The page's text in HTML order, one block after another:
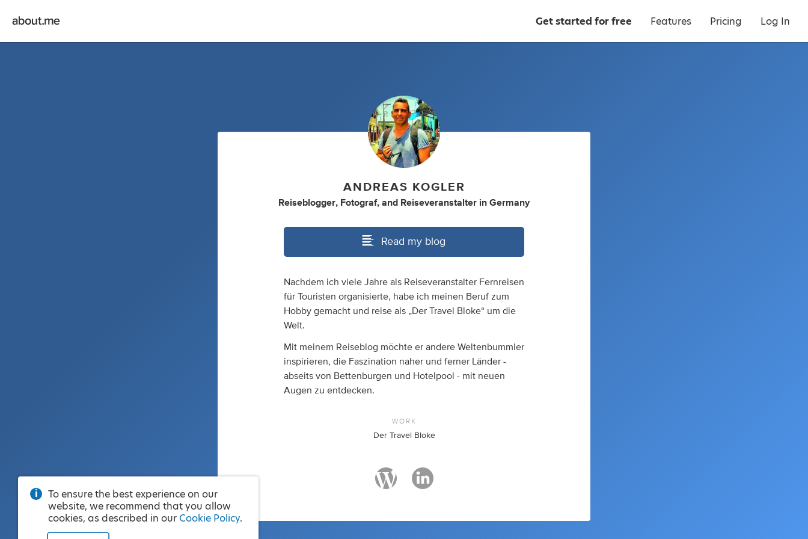
Get started for free Features Pricing Log In
ANDREAS KOGLER
Reiseblogger, Fotograf, and Reiseveranstalter in Germany
Read my blog
Nachdem ich viele Jahre als Reiseveranstalter Fernreisen
für Touristen organisierte, habe ich meinen Beruf zum
Hobby gemacht und reise als „Der Travel Bloke“ um die
Welt.
Mit meinem Reiseblog möchte er andere Weltenbummler
inspirieren, die Faszination naher und ferner Länder -
abseits von Bettenburgen und Hotelpool - mit neuen
Augen zu entdecken.
WORK
Der Travel Bloke
To ensure the best experience on our
website, we recommend that you allow
cookies, as described in our Cookie Policy.